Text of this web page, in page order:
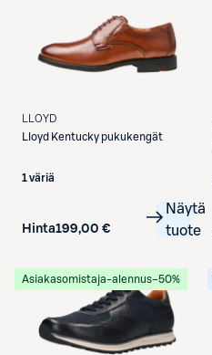
LLOYD
Lloyd Kentucky pukukengät
1 väriä
Hinta199,00 €
Näytä
tuote
Asiakasomistaja-alennus−50%